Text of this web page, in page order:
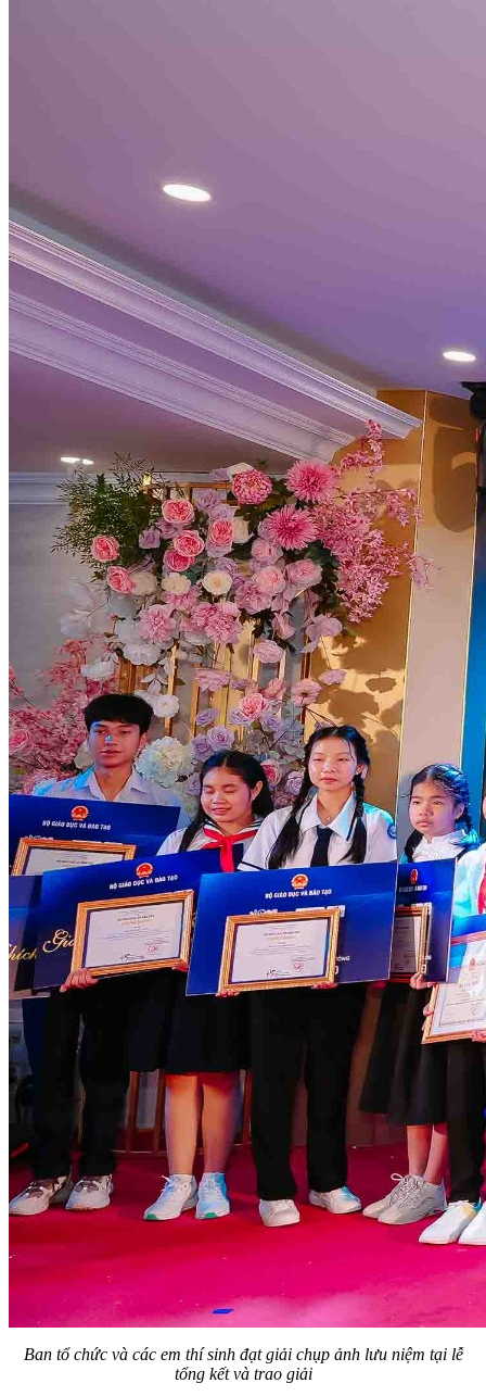
Ban tổ chức và các em thí sinh đạt giải chụp ảnh lưu niệm tại lễ
tổng kết và trao giải